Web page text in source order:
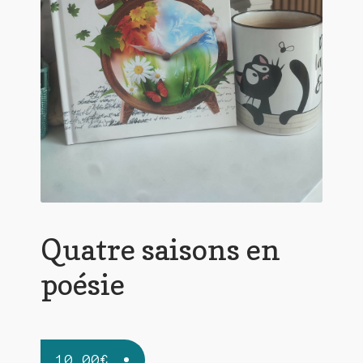
De(s)tracteur réduit au silence
Enlèvement rêvé
Entre père et fils
Il fallait me laisser mourir
Liste de tous mes romans
Marre des adultes
Mes romans
Quatre saisons en
poésie
10,00€